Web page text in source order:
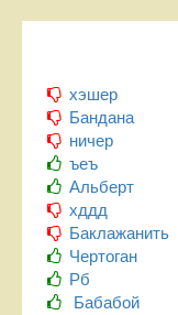
хэшер
Бандана
ничер
ъеъ
Альберт
хддд
Баклажанить
Чертоган
Рб
Бабабой